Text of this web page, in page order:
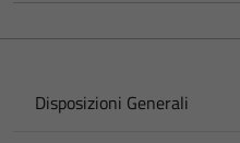
Disposizioni Generali